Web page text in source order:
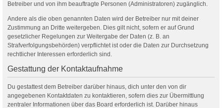
Betreiber und von ihm beauftragte Personen (Administratoren) zugänglich.
Andere als die oben genannten Daten wird der Betreiber nur mit deiner
Zustimmung an Dritte weitergeben. Dies gilt nicht, sofern er auf Grund
gesetzlicher Regelungen zur Weitergabe der Daten (z. B. an
Strafverfolgungsbehörden) verpflichtet ist oder die Daten zur Durchsetzung
rechtlicher Interessen erforderlich sind.
Gestattung der Kontaktaufnahme
Du gestattest dem Betreiber darüber hinaus, dich unter den von dir
angegebenen Kontaktdaten zu kontaktieren, sofern dies zur Übermittlung
zentraler Informationen über das Board erforderlich ist. Darüber hinaus